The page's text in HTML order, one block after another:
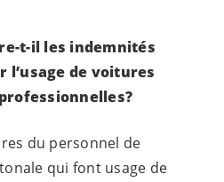
t-il les indemnités
de voitures
du personnel de
qui font usage de